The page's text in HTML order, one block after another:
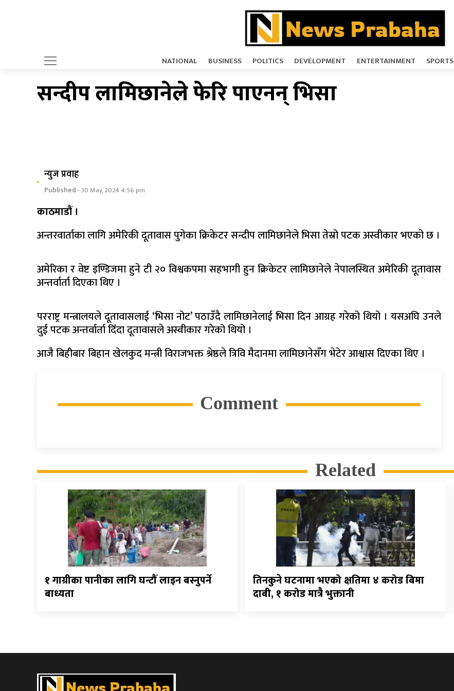
NATIONAL BUSINESS POLITICS DEVELOPMENT ENTERTAINMENT SPORTS
सन्दीप लामिछानेले फेरि पाएनन् भिसा
न्युज प्रवाह
Published- 30 May, 2024 4:56 pm
काठमाडौं ।
अन्तरवार्ताका लागि अमेरिकी दूतावास पुगेका क्रिकेटर सन्दीप लामिछानेले भिसा तेस्रो पटक अस्वीकार भएको छ ।
अमेरिका र वेष्ट इण्डिजमा हुने टी २० विश्वकपमा सहभागी हुन क्रिकेटर लामिछानेले नेपालस्थित अमेरिकी दूतावास
अन्तर्वार्ता दिएका थिए ।
परराष्ट्र मन्त्रालयले दूतावासलाई ‘भिसा नोट’ पठाउँदै लामिछानेलाई भिसा दिन आग्रह गरेको थियो । यसअघि उनले
दुई पटक अन्तर्वार्ता दिँदा दूतावासले अस्वीकार गरेको थियो ।
आजै बिहीबार बिहान खेलकुद मन्त्री विराजभक्त श्रेष्ठले त्रिवि मैदानमा लामिछानेसँग भेटेर आश्वास दिएका थिए ।
Comment
Related
१ गाग्रीका पानीका लागि घन्टौँ लाइन बस्नुपर्ने
बाध्यता
तिनकुने घटनामा भएको क्षतिमा ४ करोड बिमा
दाबी, १ करोड मात्रै भुक्तानी